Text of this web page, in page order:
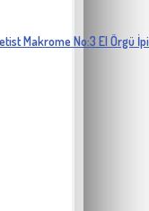
Makrome No:3 El Örgü